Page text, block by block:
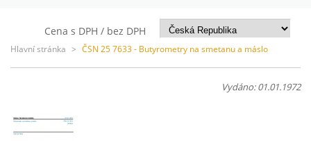
Cena s DPH / bez DPH
Hlavní stránka > ČSN 25 7633 - Butyrometry na smetanu a máslo
Vydáno: 01.01.1972